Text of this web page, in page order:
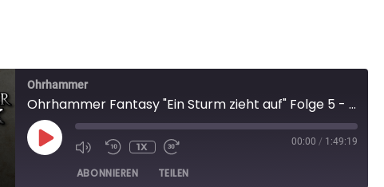
„Ein Sturm zieht auf“ Folge 5 – Der Ritt auf dem Blitz“
Ohrhammer
Ohrhammer Fantasy "Ein Sturm zieht auf" Folge 5 - Der Ritt auf dem Blitz
PLAY
EPISODE
1X 00:00 / 1:49:19
ABONNIEREN TEILEN